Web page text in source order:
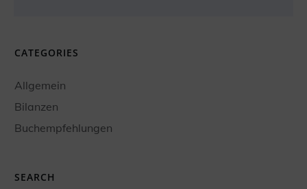
CATEGORIES
Allgemein
Bilanzen
Buchempfehlungen
SEARCH